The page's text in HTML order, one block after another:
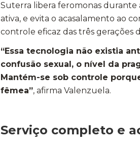
Suterra libera feromonas durante
ativa, e evita o acasalamento ao
controle eficaz das três gerações
“Essa tecnologia não existia
confusão sexual, o nível da
Mantém-se sob controle
fêmea”, afirma Valenzuela.
Serviço completo e